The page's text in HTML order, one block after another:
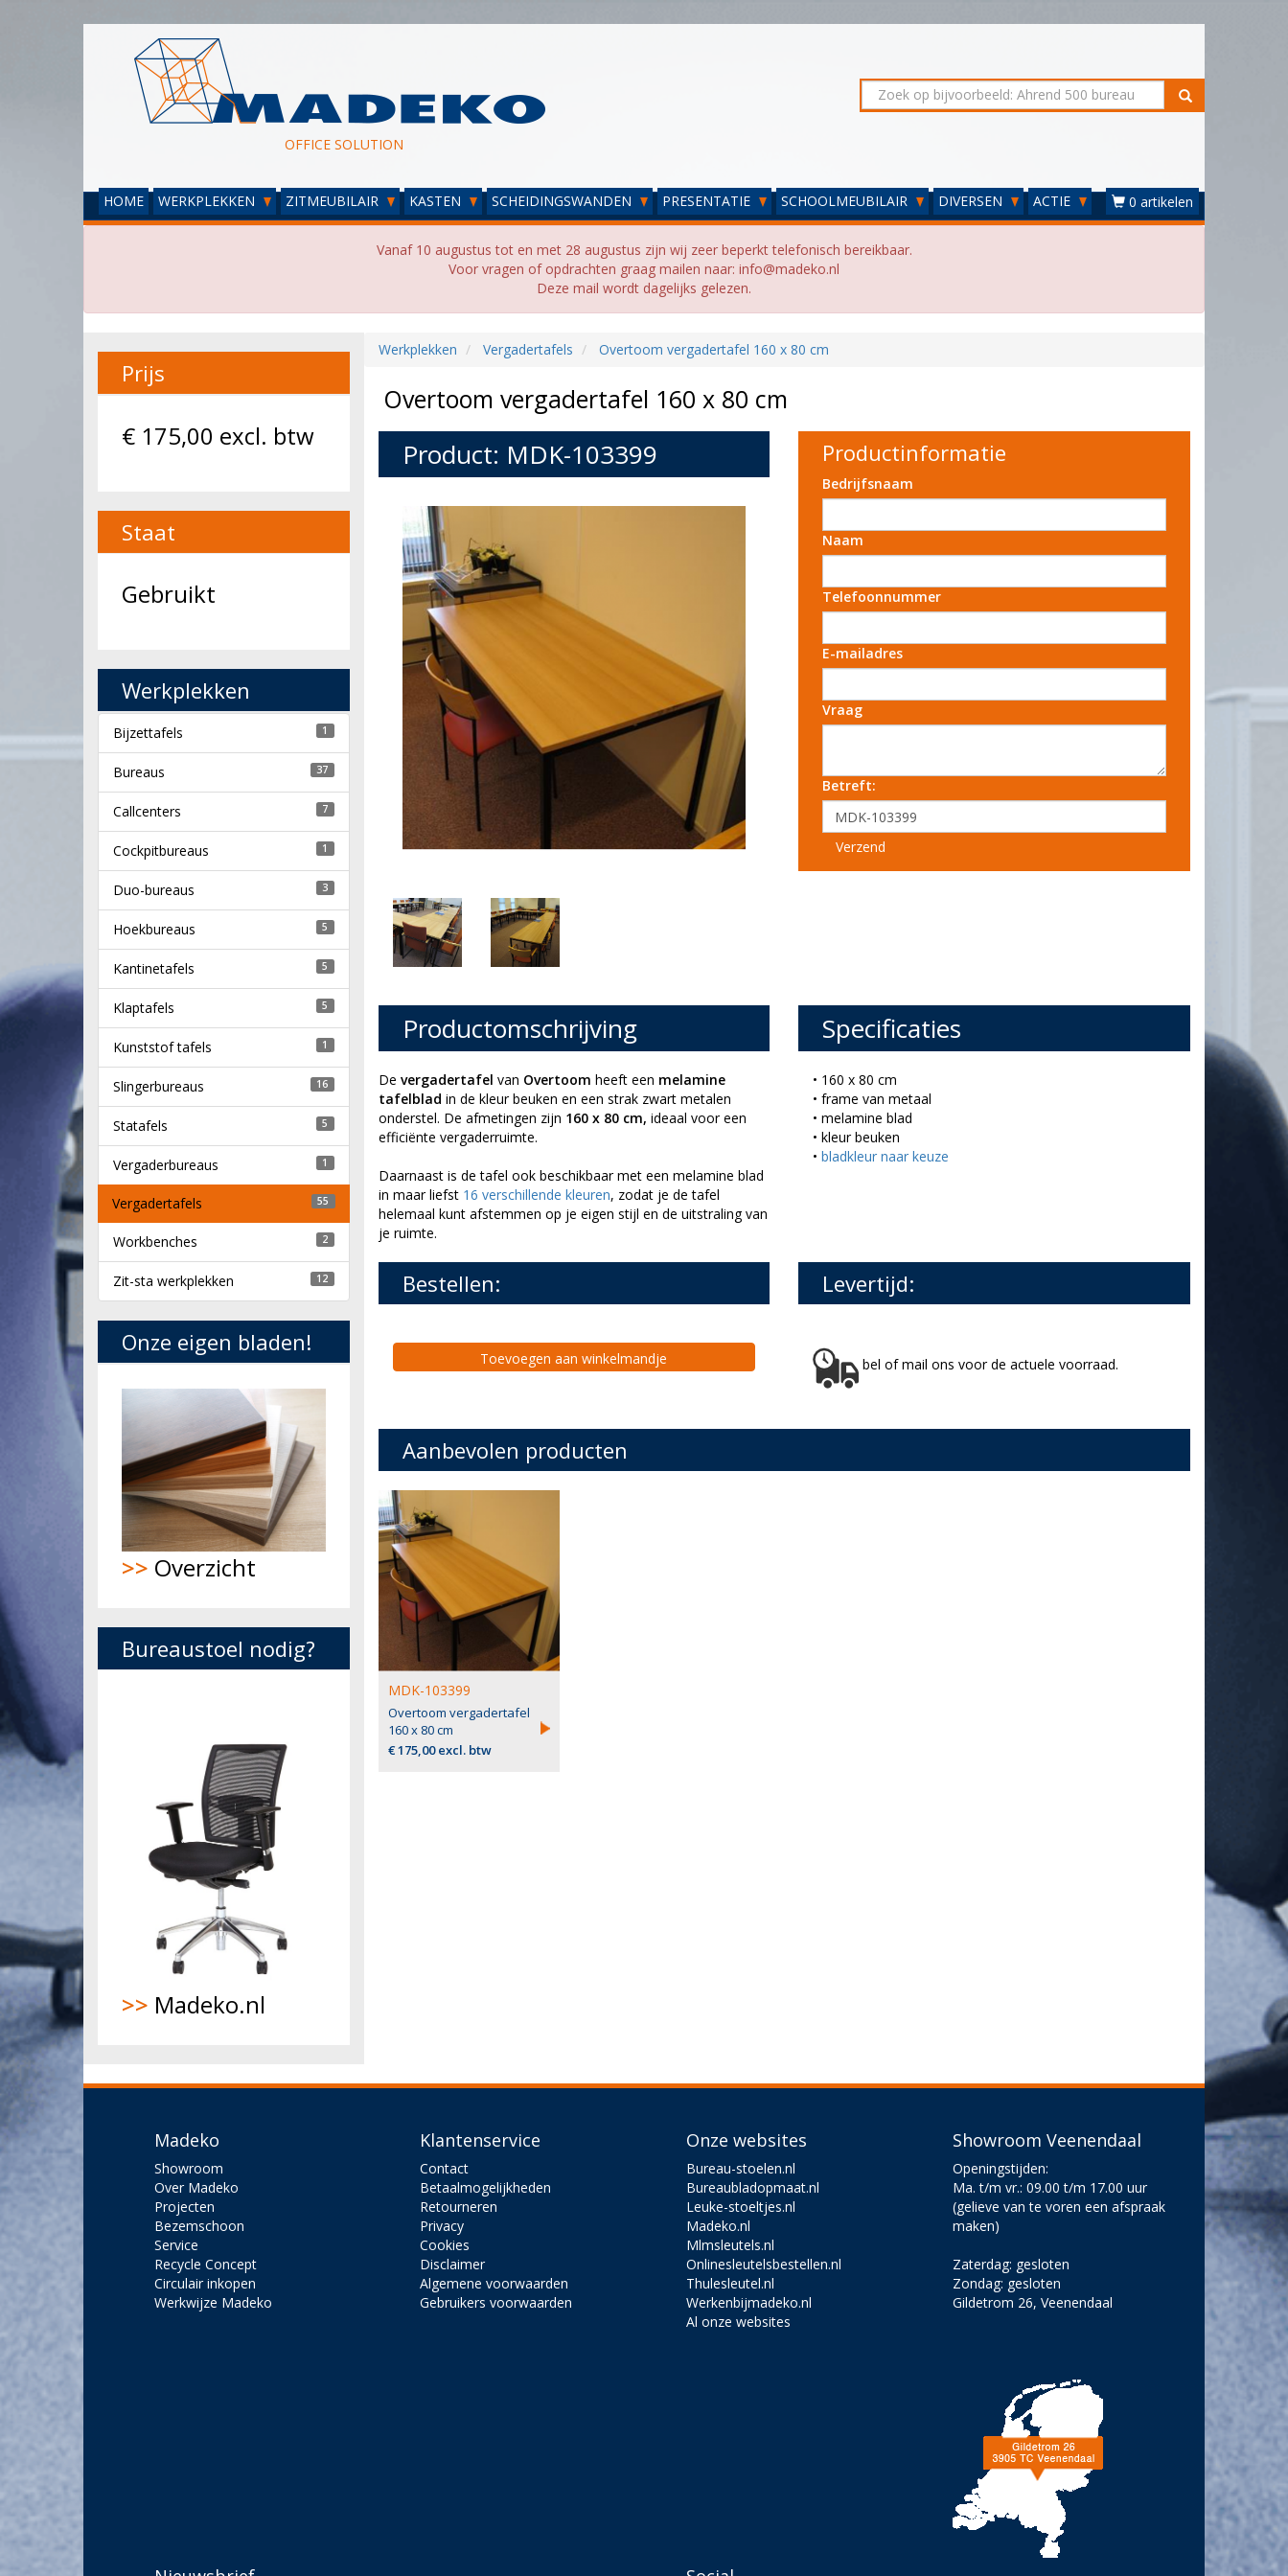
OFFICE SOLUTION
HOME WERKPLEKKEN ZITMEUBILAIR KASTEN SCHEIDINGSWANDEN PRESENTATIE SCHOOLMEUBILAIR DIVERSEN ACTIE 0 artikelen
Vanaf 10 augustus tot en met 28 augustus zijn wij zeer beperkt telefonisch bereikbaar.
Voor vragen of opdrachten graag mailen naar: info@madeko.nl
Deze mail wordt dagelijks gelezen.
Werkplekken Vergadertafels Overtoom vergadertafel 160 x 80 cm
Overtoom vergadertafel 160 x 80 cm
Product: MDK-103399 Productinformatie
Bedrijfsnaam
Naam
Telefoonnummer
E-mailadres
Vraag
Betreft:
Verzend
Productomschrijving
De vergadertafel van Overtoom heeft een melamine
tafelblad in de kleur beuken en een strak zwart metalen
onderstel. De afmetingen zijn 160 x 80 cm, ideaal voor een
efficiënte vergaderruimte.
Daarnaast is de tafel ook beschikbaar met een melamine blad
in maar liefst 16 verschillende kleuren, zodat je de tafel
helemaal kunt afstemmen op je eigen stijl en de uitstraling van
je ruimte.
Specificaties
• 160 x 80 cm
• frame van metaal
• melamine blad
• kleur beuken
•bladkleur naar keuze
Bestellen:
Toevoegen aan winkelmandje
Levertijd:
bel of mail ons voor de actuele voorraad.
Aanbevolen producten
MDK-103399
Overtoom vergadertafel
160 x 80 cm
€ 175,00 excl. btw
Prijs
€ 175,00 excl. btw
Staat
Gebruikt
Werkplekken
Bijzettafels 1
Bureaus 37
Callcenters 7
Cockpitbureaus 1
Duo-bureaus 3
Hoekbureaus 5
Kantinetafels 5
Klaptafels 5
Kunststof tafels 1
Slingerbureaus 16
Statafels 5
Vergaderbureaus 1
Vergadertafels 55
Workbenches 2
Zit-sta werkplekken 12
Onze eigen bladen!
>> Overzicht
Bureaustoel nodig?
>> Madeko.nl
Madeko
Showroom
Over Madeko
Projecten
Bezemschoon
Service
Recycle Concept
Circulair inkopen
Werkwijze Madeko
Klantenservice
Contact
Betaalmogelijkheden
Retourneren
Privacy
Cookies
Disclaimer
Algemene voorwaarden
Gebruikers voorwaarden
Onze websites
Bureau-stoelen.nl
Bureaubladopmaat.nl
Leuke-stoeltjes.nl
Madeko.nl
Mlmsleutels.nl
Onlinesleutelsbestellen.nl
Thulesleutel.nl
Werkenbijmadeko.nl
Al onze websites
Showroom Veenendaal
Openingstijden:
Ma. t/m vr.: 09.00 t/m 17.00 uur
(gelieve van te voren een afspraak
maken)
Zaterdag: gesloten
Zondag: gesloten
Gildetrom 26, Veenendaal